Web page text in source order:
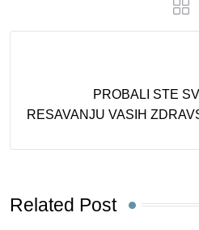
PROBALI STE
RESAVANJU VASIH
Related Post